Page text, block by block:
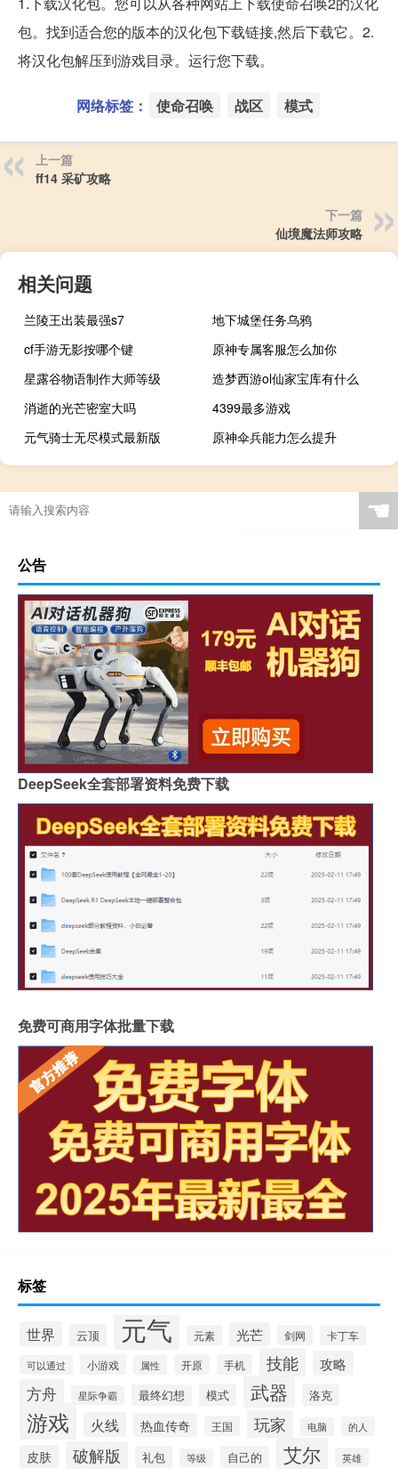
包。找到适合您的版本的汉化包下载链接,然后下载它。2.
将汉化包解压到游戏目录。运行您下载。
网络标签： 使命召唤 战区 模式
上一篇
ff14 采矿攻略
下一篇
仙境魔法师攻略
相关问题
兰陵王出装最强s7
地下城堡任务乌鸦
cf手游无影按哪个键
原神专属客服怎么加你
星露谷物语制作大师等级
造梦西游ol仙家宝库有什么
消逝的光芒密室大吗
4399最多游戏
元气骑士无尽模式最新版
原神伞兵能力怎么提升
☚
公告
DeepSeek全套部署资料免费下载
免费可商用字体批量下载
标签
世界 云顶 元气 元素 光芒 剑网 卡丁车
可以通过 小游戏 属性 开原 手机 技能 攻略
方舟 星际争霸 最终幻想 模式 武器 洛克
游戏 火线 热血传奇 王国 玩家 电脑 的人
皮肤 破解版 礼包 等级 自己的 艾尔 英雄